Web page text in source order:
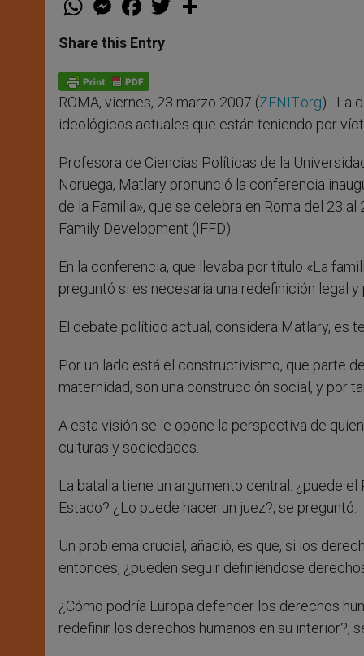
t
s
p
p
e
s
e
g
e
r
a
e
b
o
k
w
Share this Entry
ROMA, viernes, 23 marzo 2007 (ZENIT.org).- La
ideológicos actuales que están teniendo por
Profesora de Ciencias Políticas de la
Noruega, Matlary pronunció la conferencia
de la Familia», que se celebra en Roma del 23
Family Development (IFFD).
En la conferencia, que llevaba por título «La
preguntó si es necesaria una redefinición legal
El debate político actual, considera Matlary, es
Por un lado está el constructivismo, que parte
maternidad, son una construcción social, y por
A esta visión se le opone la perspectiva de
culturas y sociedades.
La batalla tiene un argumento central: ¿puede
Estado? ¿Lo puede hacer un juez?, se preguntó.
Un problema crucial, añadió, es que, si los
entonces, ¿pueden seguir definiéndose
¿Cómo podría Europa defender los derechos
redefinir los derechos humanos en su interior?,